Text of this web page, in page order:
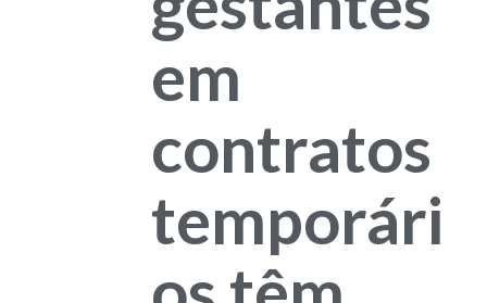
em
contratos
temporári